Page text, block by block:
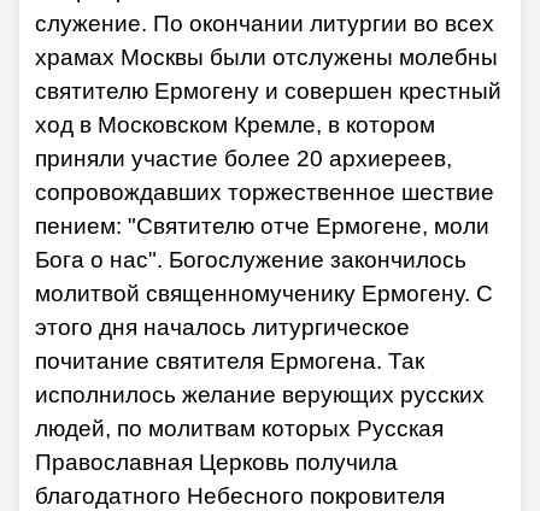
служение. По окончании литургии во всех
храмах Москвы были отслужены молебны
святителю Ермогену и совершен крестный
ход в Московском Кремле, в котором
приняли участие более 20 архиереев,
сопровождавших торжественное шествие
пением: "Святителю отче Ермогене, моли
Бога о нас". Богослужение закончилось
молитвой священномученику Ермогену. С
этого дня началось литургическое
почитание святителя Ермогена. Так
исполнилось желание верующих русских
людей, по молитвам которых Русская
Православная Церковь получила
благодатного Небесного покровителя